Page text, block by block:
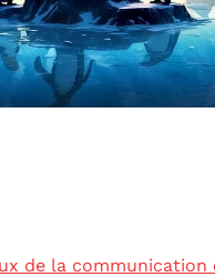
de la communication